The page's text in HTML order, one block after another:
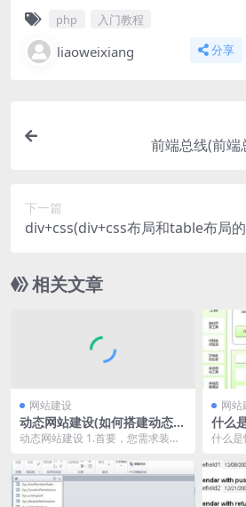
php 入门教程
liaoweixiang 分享
前端总线(前端
下一篇
div+css(div+css布局和table布局
相关文章
网站建设
动态网站建设(如何搭建动态网
站)
动态网站建设 1.首要，您需求装置
的IIS服...
网站
什么
什么是
有结构